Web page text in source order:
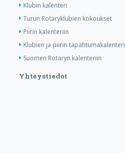
Klubin kalenteri
Turun Rotaryklubien kokoukset
Piirin kalenteriin
Klubien ja piirin tapahtumakalenteri
Suomen Rotaryn kalenteriin
Yhteystiedot